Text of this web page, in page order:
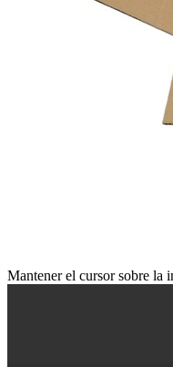
Mantener el cursor sobre la